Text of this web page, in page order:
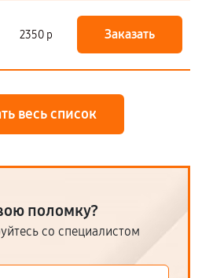
2350 р Заказать
весь список
поломку?
со специалистом